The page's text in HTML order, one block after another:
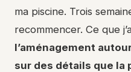
ma piscine. Trois
recommencer. Ce que
l’aménagement
sur des détails que la